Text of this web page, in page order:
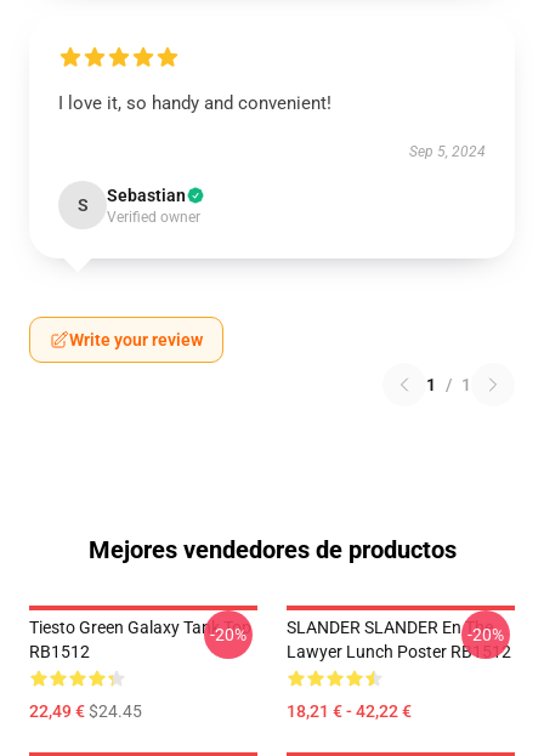
I love it, so handy and convenient!
Sep 5, 2024
S Sebastian
Verified owner
Write your review
1 / 1
Mejores vendedores de productos
Tiesto Green Galaxy Tank Top
RB1512
22,49 €$24.45
-20%
SLANDER SLANDER En The
Lawyer Lunch Poster RB1512
18,21 € - 42,22 €
-20%